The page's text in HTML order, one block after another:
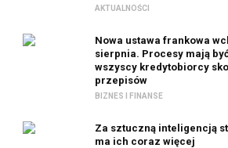
AKTUALNOŚCI
Nowa ustawa frankowa
sierpnia. Procesy mają
wszyscy kredytobiorcy
przepisów
BIZNES I FINANSE
Za sztuczną inteligencją
ma ich coraz więcej